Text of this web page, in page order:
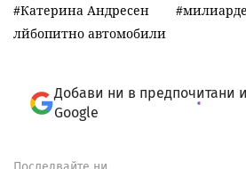
Катерина Андресен
лйбопитно автомобили
Добави ни в предпочитани
Google